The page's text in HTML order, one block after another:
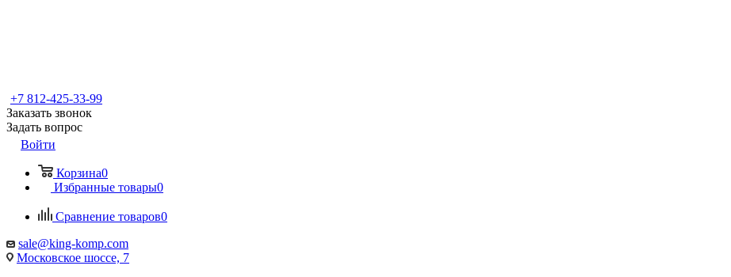
+7 812-425-33-99
Заказать звонок
Задать вопрос
Войти
Корзина0
Избранные товары0
Сравнение товаров0
sale@king-komp.com
Московское шоссе, 7